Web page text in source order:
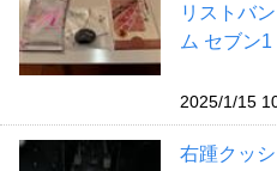
リストバ
ム セブン1
2025/1/15
右踵クッ